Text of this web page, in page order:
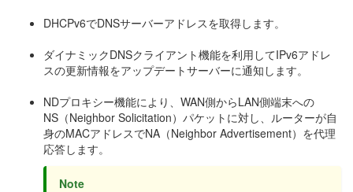
DHCPv6でDNSサーバーアドレスを取得します。
ダイナミックDNSクライアント機能を利用してIPv6アドレ
スの更新情報をアップデートサーバーに通知します。
NDプロキシー機能により、WAN側からLAN側端末への
NS（Neighbor Solicitation）パケットに対し、ルーターが自
身のMACアドレスでNA（Neighbor Advertisement）を代理
応答します。
Note